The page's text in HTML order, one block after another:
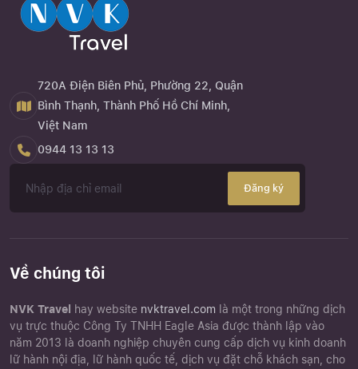
720A Điện Biên Phủ, Phường 22, Quận
Bình Thạnh, Thành Phố Hồ Chí Minh,
Việt Nam
0944 13 13 13
Đăng ký
Về chúng tôi
NVK Travel hay website nvktravel.com là một trong những dịch
vụ trực thuộc Công Ty TNHH Eagle Asia được thành lập vào
năm 2013 là doanh nghiệp chuyên cung cấp dịch vụ kinh doanh
lữ hành nội địa, lữ hành quốc tế, dịch vụ đặt chỗ khách sạn, cho